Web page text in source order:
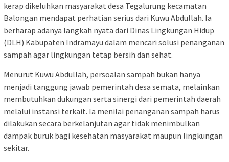
kerap dikeluhkan masyarakat desa Tegalurung kecamatan
Balongan mendapat perhatian serius dari Kuwu Abdullah. Ia
berharap adanya langkah nyata dari Dinas Lingkungan Hidup
(DLH) Kabupaten Indramayu dalam mencari solusi penanganan
sampah agar lingkungan tetap bersih dan sehat.
Menurut Kuwu Abdullah, persoalan sampah bukan hanya
menjadi tanggung jawab pemerintah desa semata, melainkan
membutuhkan dukungan serta sinergi dari pemerintah daerah
melalui instansi terkait. Ia menilai penanganan sampah harus
dilakukan secara berkelanjutan agar tidak menimbulkan
dampak buruk bagi kesehatan masyarakat maupun lingkungan
sekitar.